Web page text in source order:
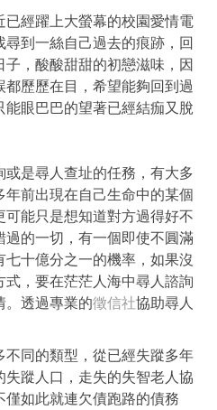
已經躍上大螢幕的校園愛情電
到一絲自己過去的痕跡，回
，酸酸甜甜的初戀滋味，因
歷歷在目，希望能夠回到過
眼巴巴的望著已經結痂又脫
是尋人查址的任務，有大多
前出現在自己生命中的某個
可能只是想知道對方過得好不
的一切，有一個即使不圓滿
十億分之一的機率，如果沒
，要在茫茫人海中尋人諮詢
。透過專業的徵信社協助尋人
不同的類型，從已經失蹤多年
蹤人口，走失的失智老人協
如此就連欠債跑路的債務